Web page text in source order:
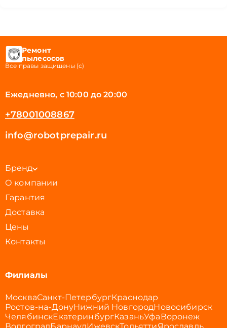
Ремонт
пылесосов
Все правы защищены (с)
Ежедневно, с 10:00 до 20:00
+78001008867
info@robotprepair.ru
Бренд
О компании
Гарантия
Доставка
Цены
Контакты
Филиалы
МоскваСанкт-ПетербургКраснодар
Ростов-на-ДонуНижний НовгородНовосибирск
ЧелябинскЕкатеринбургКазаньУфаВоронеж